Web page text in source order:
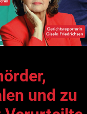
und zu